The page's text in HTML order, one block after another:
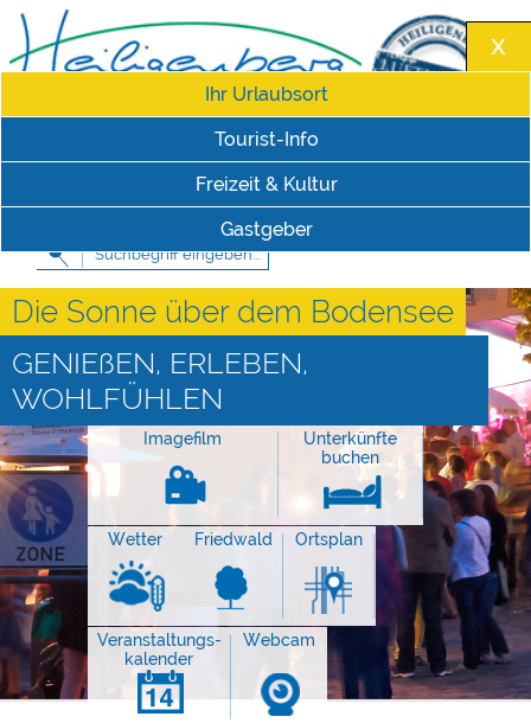
Impressum|Datenschutzerklärung Schriftgröße
Die Sonne über dem Bodensee
GENIEßEN, ERLEBEN,
WOHLFÜHLEN
Imagefilm
Unterkünfte
buchen
Wetter Friedwald Ortsplan
Veranstaltungs-
kalender
Webcam
Ihr Urlaubsort
Tourist-Info
Freizeit & Kultur
Gastgeber